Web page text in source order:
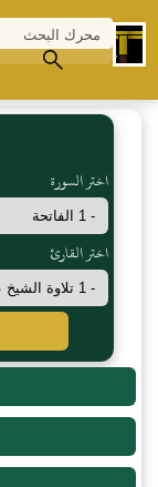
اختر السورة
اختر القارئ